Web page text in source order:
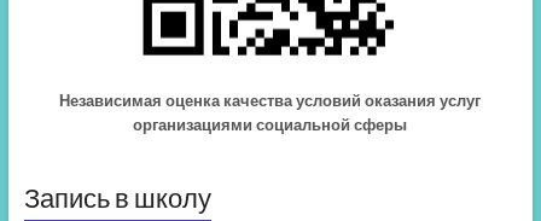
Независимая оценка качества условий оказания услуг
организациями социальной сферы
Запись в школу